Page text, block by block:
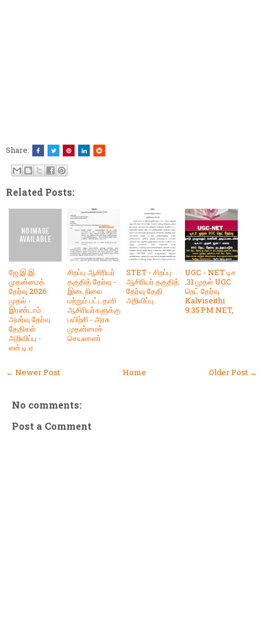
Share:
Related Posts:
ஜே.இ.இ.
முதன்மைத்
தேர்வு 2026:
முதல் -
இரண்டாம்
அமர்வு தேர்வு
தேதிகள்
அறிவிப்பு -
என்.டி.ஏ
சிறப்பு ஆசிரியர்
தகுதித் தேர்வு -
இடைநிலை
மற்றும் பட்டதாரி
ஆசிரியர்களுக்கு
பயிற்சி - அரசு
முதன்மைச்
செயலாளர்
STET - சிறப்பு
ஆசிரியர் தகுதித்
தேர்வு தேதி
அறிவிப்பு.
UGC - NET டிச
.31 முதல் UGC
நெட் தேர்வு
Kalviseithi
9:35 PM NET,
← Newer Post Older Post →
Home
No comments:
Post a Comment